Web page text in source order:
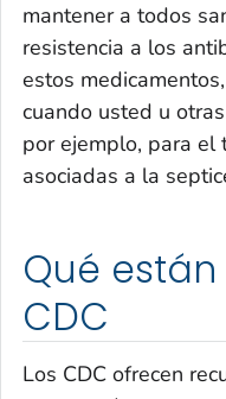
mantener a todos
resistencia a los
estos
cuando usted u
por ejemplo, para el
asociadas a la
Qué
CDC
Los CDC ofrecen